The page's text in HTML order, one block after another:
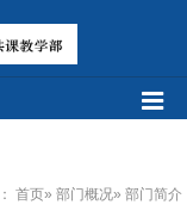
首页» 部门概况» 部门简介